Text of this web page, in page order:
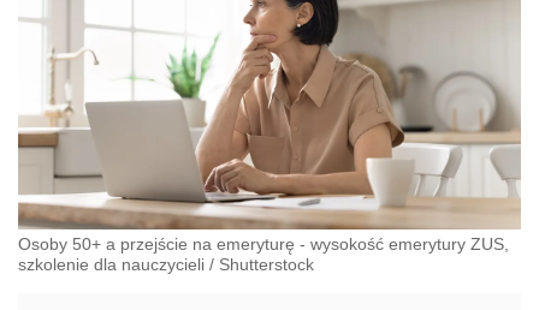
Osoby 50+ a przejście na emeryturę - wysokość emerytury ZUS,
szkolenie dla nauczycieli / Shutterstock